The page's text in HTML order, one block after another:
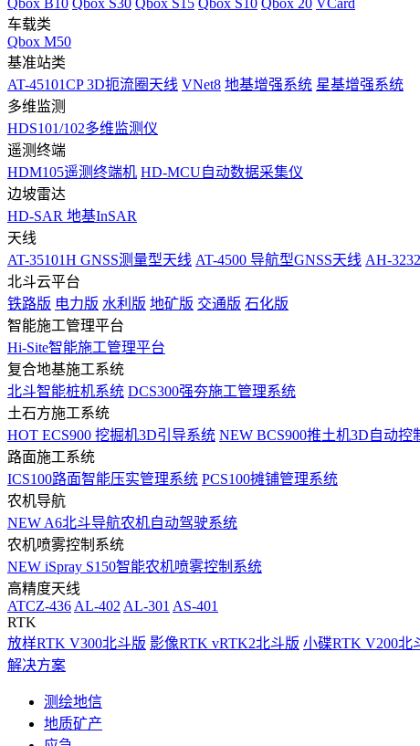
Qbox B10 Qbox S30 Qbox S15 Qbox S10 Qbox 20 VCard
车载类
Qbox M50
基准站类
AT-45101CP 3D扼流圈天线 VNet8 地基增强系统 星基增强系统
多维监测
HDS101/102多维监测仪
遥测终端
HDM105遥测终端机 HD-MCU自动数据采集仪
边坡雷达
HD-SAR 地基InSAR
天线
AT-35101H GNSS测量型天线 AT-4500 导航型GNSS天线 AH-
北斗云平台
铁路版 电力版 水利版 地矿版 交通版 石化版
智能施工管理平台
Hi-Site智能施工管理平台
复合地基施工系统
北斗智能桩机系统 DCS300强夯施工管理系统
土石方施工系统
HOT ECS900 挖掘机3D引导系统 NEW BCS900推土机3D自动控
路面施工系统
ICS100路面智能压实管理系统 PCS100摊铺管理系统
农机导航
NEW A6北斗导航农机自动驾驶系统
农机喷雾控制系统
NEW iSpray S150智能农机喷雾控制系统
高精度天线
ATCZ-436 AL-402 AL-301 AS-401
RTK
放样RTK V300北斗版 影像RTK vRTK2北斗版 小碟RTK V200北
解决方案
测绘地信
地质矿产